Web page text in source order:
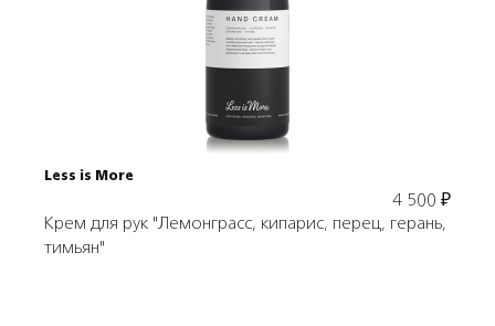
В корзину
Less is More
4 500 ₽
Крем для рук "Лемонграсс, кипарис, перец, герань,
тимьян"